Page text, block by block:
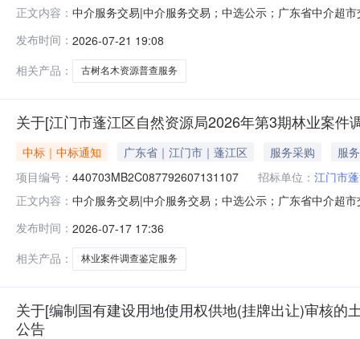
正文内容： 中介服务交易|中介服务交易；中选公示；广东省中介超
三次古树名木资源普查项目最高包干价为￥90000元。
善、成果报
发布时间： 2026-07-21 19:08
相关产品：
古树名木资源普查服务
关于[江门市蓬江区自然资源局2026年第3期林业案件
中标｜中标通知 广东省｜江门市｜蓬江区 服务采购
服务
项目编号： 440703MB2C087792607131107 招标单位： 江门市
正文内容： 中介服务交易|中介服务交易；中选公示；广东省中介超
项目预算总额为人民币9900元（包含且不超过人民币玖
税费、修改
发布时间： 2026-07-17 17:36
相关产品：
林业案件调查鉴定服务
关于[编制国有建设用地使用权供地(挂牌出让)审核
公告